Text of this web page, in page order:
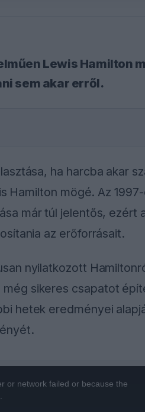
Lewis Hamilton
sem akar erről.
ha harcba akar
Hamilton mögé. Az
már túl jelentős, ezért
az erőforrásait.
nyilatkozott
sikeres csapatot
hetek eredményei
or network failed or because the